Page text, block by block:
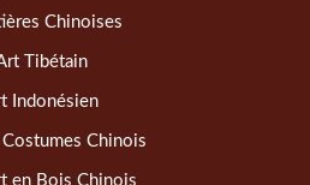
Chinoises
Tibétain
Indonésien
Chinois
en Bois Chinois